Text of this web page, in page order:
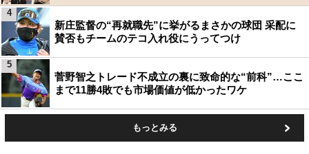
新庄監督の“再就職先”に挙がるまさかの球団 采配に
賛否もチームのテコ入れ役にうってつけ
4
菅野智之トレード不成立の裏に致命的な“前科”…ここ
まで11勝4敗でも市場価値が低かったワケ
5
もっとみる